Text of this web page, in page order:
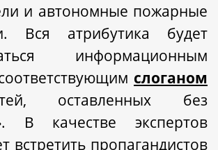
и автономные пожарные
Вся атрибутика будет
информационным
слоганом
, оставленных без
В качестве экспертов
встретить пропагандистов